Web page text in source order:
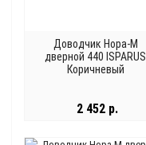
Доводчик Нора-М
дверной 440 ISPARUS
Коричневый
2 452 р.